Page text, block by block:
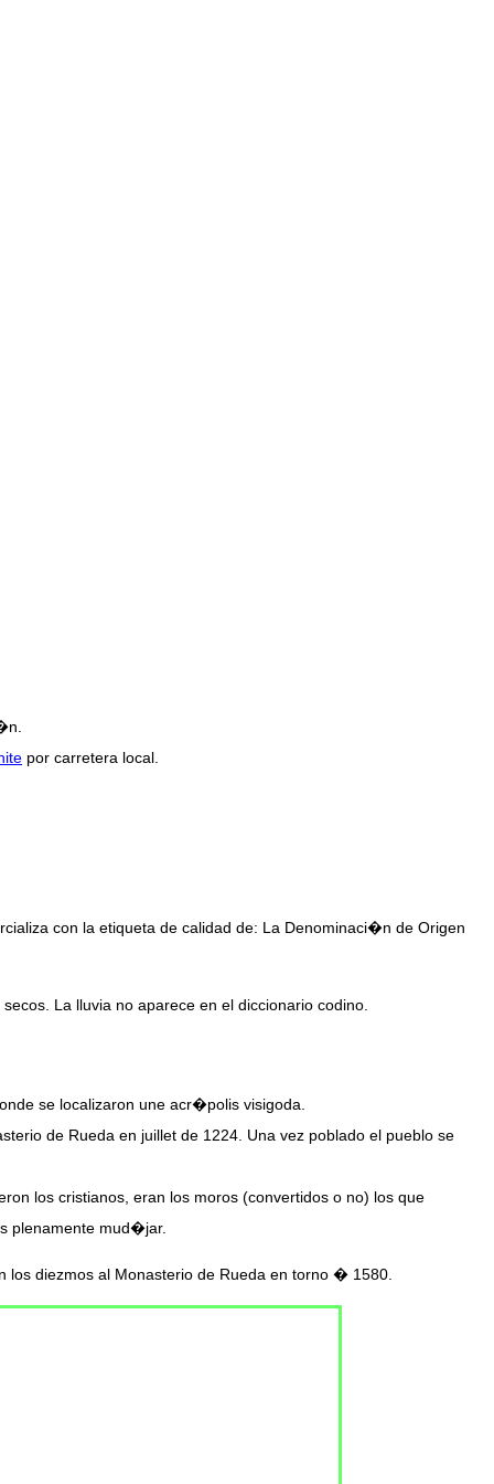
por carretera local.
con la etiqueta de calidad de: La Denominaci�n de Origen
La lluvia no aparece en el diccionario codino.
se localizaron une acr�polis visigoda.
de Rueda en juillet de 1224. Una vez poblado el pueblo se
los cristianos, eran los moros (convertidos o no) los que
plenamente mud�jar.
diezmos al Monasterio de Rueda en torno � 1580.